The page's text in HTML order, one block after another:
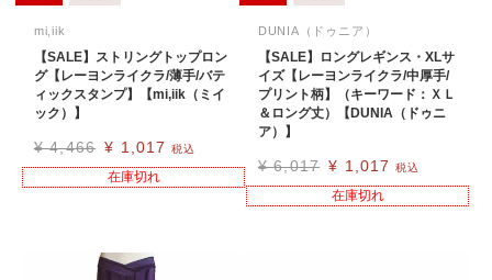
mi,iik
【SALE】ストリングトップロン
グ【レーヨンライクラ/薄手/バテ
ィックスタンプ】【mi,iik（ミイ
ック）】
¥ 4,466 ¥ 1,017 税込
在庫切れ
DUNIA（ドゥニア）
【SALE】ロングレギンス・XLサ
イズ【レーヨンライクラ/中厚手/
プリント柄】（キーワード：ＸＬ
＆ロング丈）【DUNIA（ドゥニ
ア）】
¥ 6,017 ¥ 1,017 税込
在庫切れ